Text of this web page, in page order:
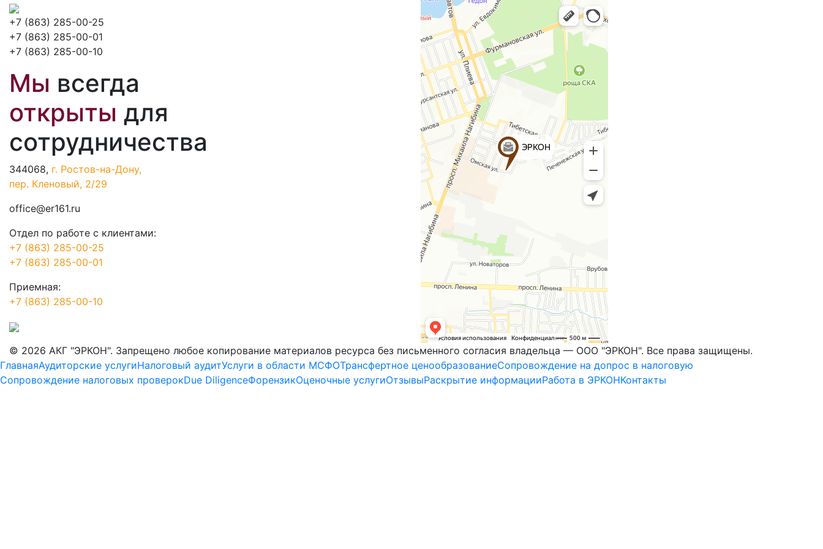
+7 (863) 285-00-25
+7 (863) 285-00-01
+7 (863) 285-00-10
Мы всегда
открыты для
сотрудничества
344068, г. Ростов-на-Дону,
пер. Кленовый, 2/29
office@er161.ru
Отдел по работе с клиентами:
+7 (863) 285-00-25
+7 (863) 285-00-01
Приемная:
+7 (863) 285-00-10
© 2026 АКГ "ЭРКОН". Запрещено любое копирование материалов ресурса без письменного согласия владельца — ООО "ЭРКОН". Все права защищены.
ГлавнаяАудиторские услугиНалоговый аудитУслуги в области МСФОТрансфертное ценообразованиеСопровождение на допрос в налоговую
Сопровождение налоговых проверокDue DiligenceФорензикОценочные услугиОтзывыРаскрытие информацииРабота в ЭРКОНКонтакты